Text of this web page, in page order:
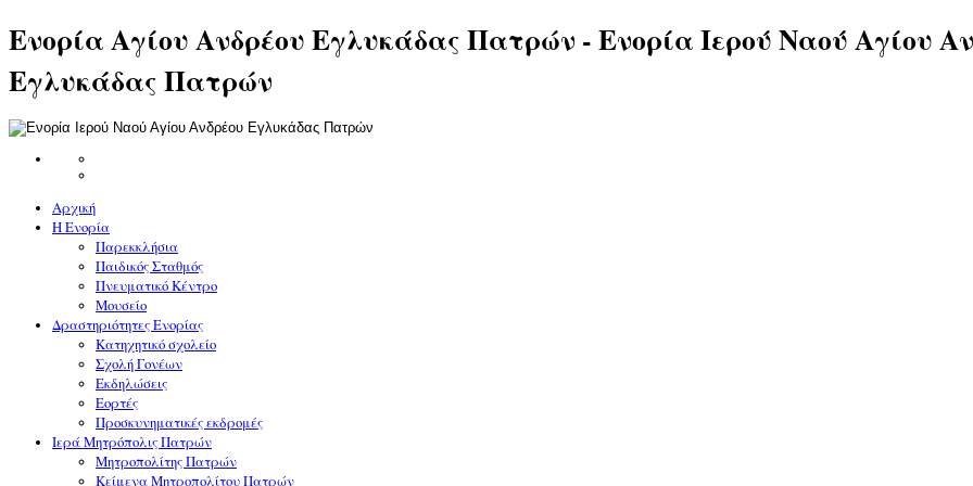
Ενορία Αγίου Ανδρέου Εγλυκάδας Πατρών - Ενορία Ιερού Ναού Αγίου
Εγλυκάδας Πατρών
Αρχική
Η Ενορία
Παρεκκλήσια
Παιδικός Σταθμός
Πνευματικό Κέντρο
Μουσείο
Δραστηριότητες Ενορίας
Κατηχητικό σχολείο
Σχολή Γονέων
Εκδηλώσεις
Εορτές
Προσκυνηματικές εκδρομές
Ιερά Μητρόπολις Πατρών
Μητροπολίτης Πατρών
Κείμενα Μητροπολίτου Πατρών